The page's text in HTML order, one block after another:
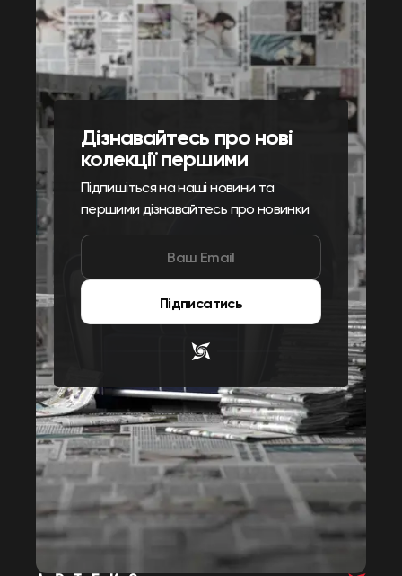
Дізнавайтесь про нові
колекції першими
Підпишіться на наші новини та
першими дізнавайтесь про новинки
Підписатись